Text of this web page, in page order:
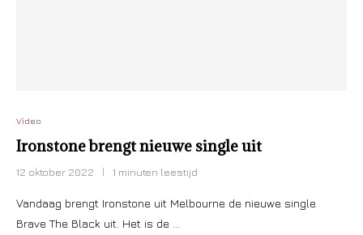
Video
Ironstone brengt nieuwe single uit
12 oktober 2022 1 minuten leestijd
Vandaag brengt Ironstone uit Melbourne de nieuwe single
Brave The Black uit. Het is de …